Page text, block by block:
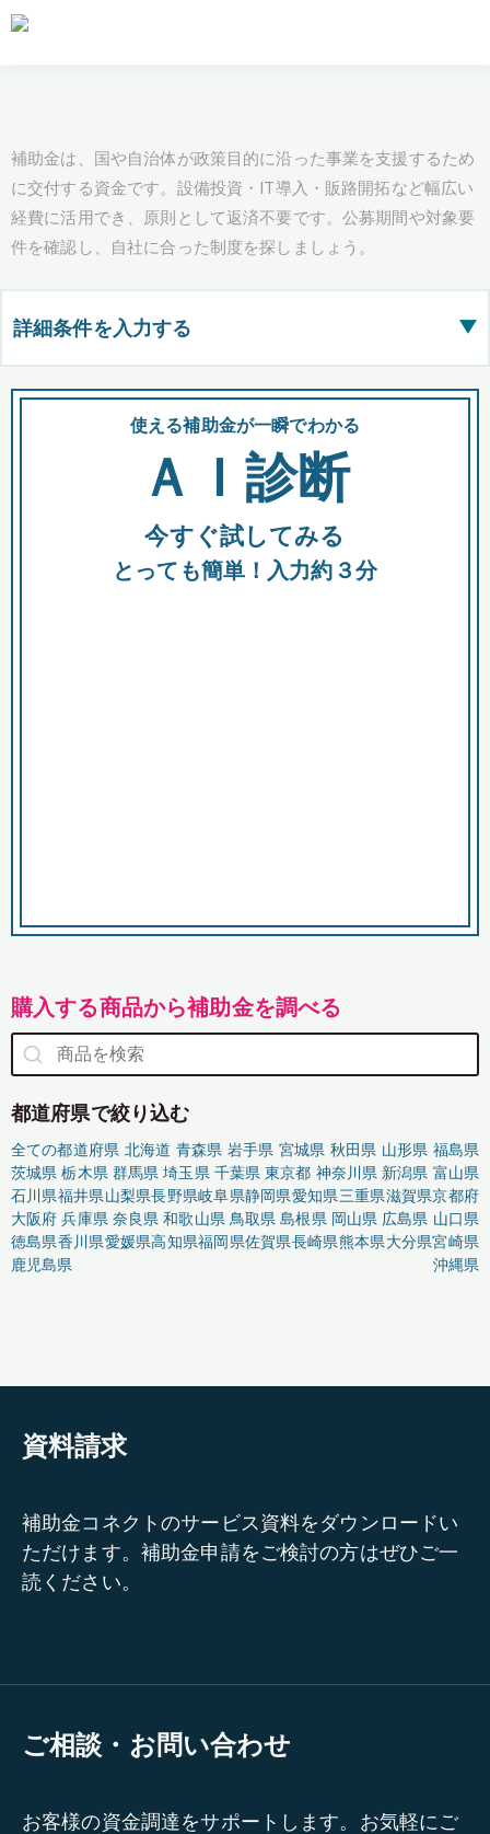
補助金は、国や自治体が政策目的に沿った事業を支援するため
に交付する資金です。設備投資・IT導入・販路開拓など幅広い
経費に活用でき、原則として返済不要です。公募期間や対象要
件を確認し、自社に合った制度を探しましょう。
詳細条件を入力する ▶
都道府県
全国の検索結果を含めて表示
助成金 融資 出資
使える補助金が一瞬でわかる
ＡＩ診断
今すぐ試してみる
とっても簡単！入力約３分
購入する商品から補助金を調べる
都道府県で絞り込む
全ての都道府県 北海道 青森県 岩手県 宮城県 秋田県 山形県 福島県
茨城県 栃木県 群馬県 埼玉県 千葉県 東京都 神奈川県 新潟県 富山県
石川県福井県山梨県長野県岐阜県静岡県愛知県三重県滋賀県京都府
大阪府 兵庫県 奈良県 和歌山県 鳥取県 島根県 岡山県 広島県 山口県
徳島県香川県愛媛県高知県福岡県佐賀県長崎県熊本県大分県宮崎県
鹿児島県
沖縄県
資料請求
補助金コネクトのサービス資料をダウンロードい
ただけます。補助金申請をご検討の方はぜひご一
読ください。
ご相談・お問い合わせ
お客様の資金調達をサポートします。お気軽にご